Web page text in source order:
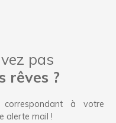
pas
rêves ?
à votre
alerte mail !